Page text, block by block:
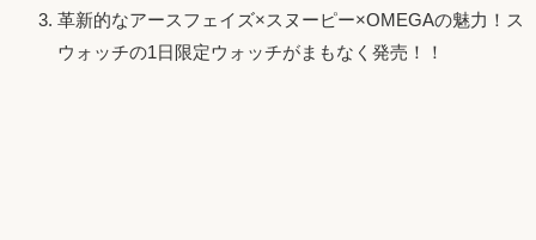
革新的なアースフェイズ×スヌーピー×OMEGAの魅力！ス
ウォッチの1日限定ウォッチがまもなく発売！！